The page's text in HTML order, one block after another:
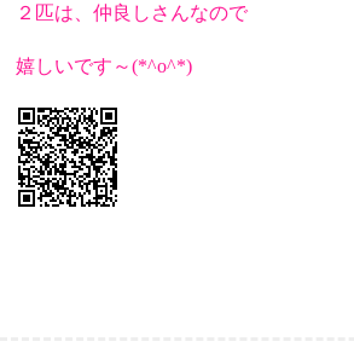
２匹は、仲良しさんなので
嬉しいです～(*^o^*)